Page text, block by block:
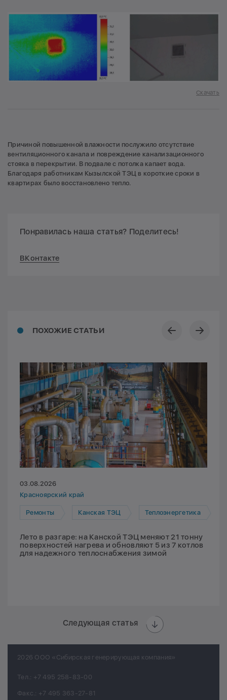
Скачать
Причиной повышенной влажности послужило отсутствие
вентиляционного канала и повреждение канализационного
стояка в перекрытии. В подвале с потолка капает вода.
Благодаря работникам Кызылской ТЭЦ в короткие сроки в
квартирах было восстановлено тепло.
Понравилась наша статья? Поделитесь!
ВКонтакте
ПОХОЖИЕ СТАТЬИ
03.08.2026
Красноярский край
Ремонты Канская ТЭЦ Теплоэнергетика
Лето в разгаре: на Канской ТЭЦ меняют 21 тонну
поверхностей нагрева и обновляют 5 из 7 котлов
для надежного теплоснабжения зимой
Следующая статья
2026 ООО «Сибирская генерирующая компания»
Тел.: +7 495 258-83-00
Факс.: +7 495 363-27-81